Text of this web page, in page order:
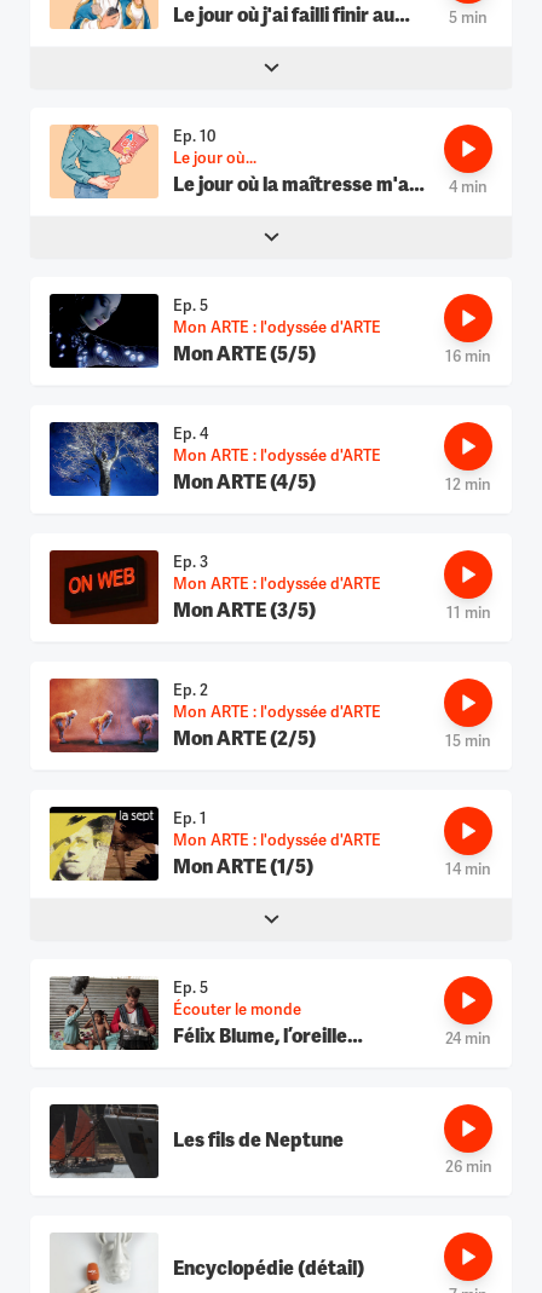
Le jour où j'ai failli finir au
5 min
Le jour où la maîtresse m'a
Le jour où...
Ep. 10
4 min
Mon ARTE (5/5)
Mon ARTE : l'odyssée d'ARTE
Ep. 5
16 min
Mon ARTE (4/5)
Mon ARTE : l'odyssée d'ARTE
Ep. 4
12 min
Mon ARTE (3/5)
Mon ARTE : l'odyssée d'ARTE
Ep. 3
11 min
Mon ARTE (2/5)
Mon ARTE : l'odyssée d'ARTE
Ep. 2
15 min
Mon ARTE (1/5)
Mon ARTE : l'odyssée d'ARTE
Ep. 1
14 min
Félix Blume, l’oreille
Écouter le monde
Ep. 5
24 min
Les fils de Neptune
26 min
Encyclopédie (détail)